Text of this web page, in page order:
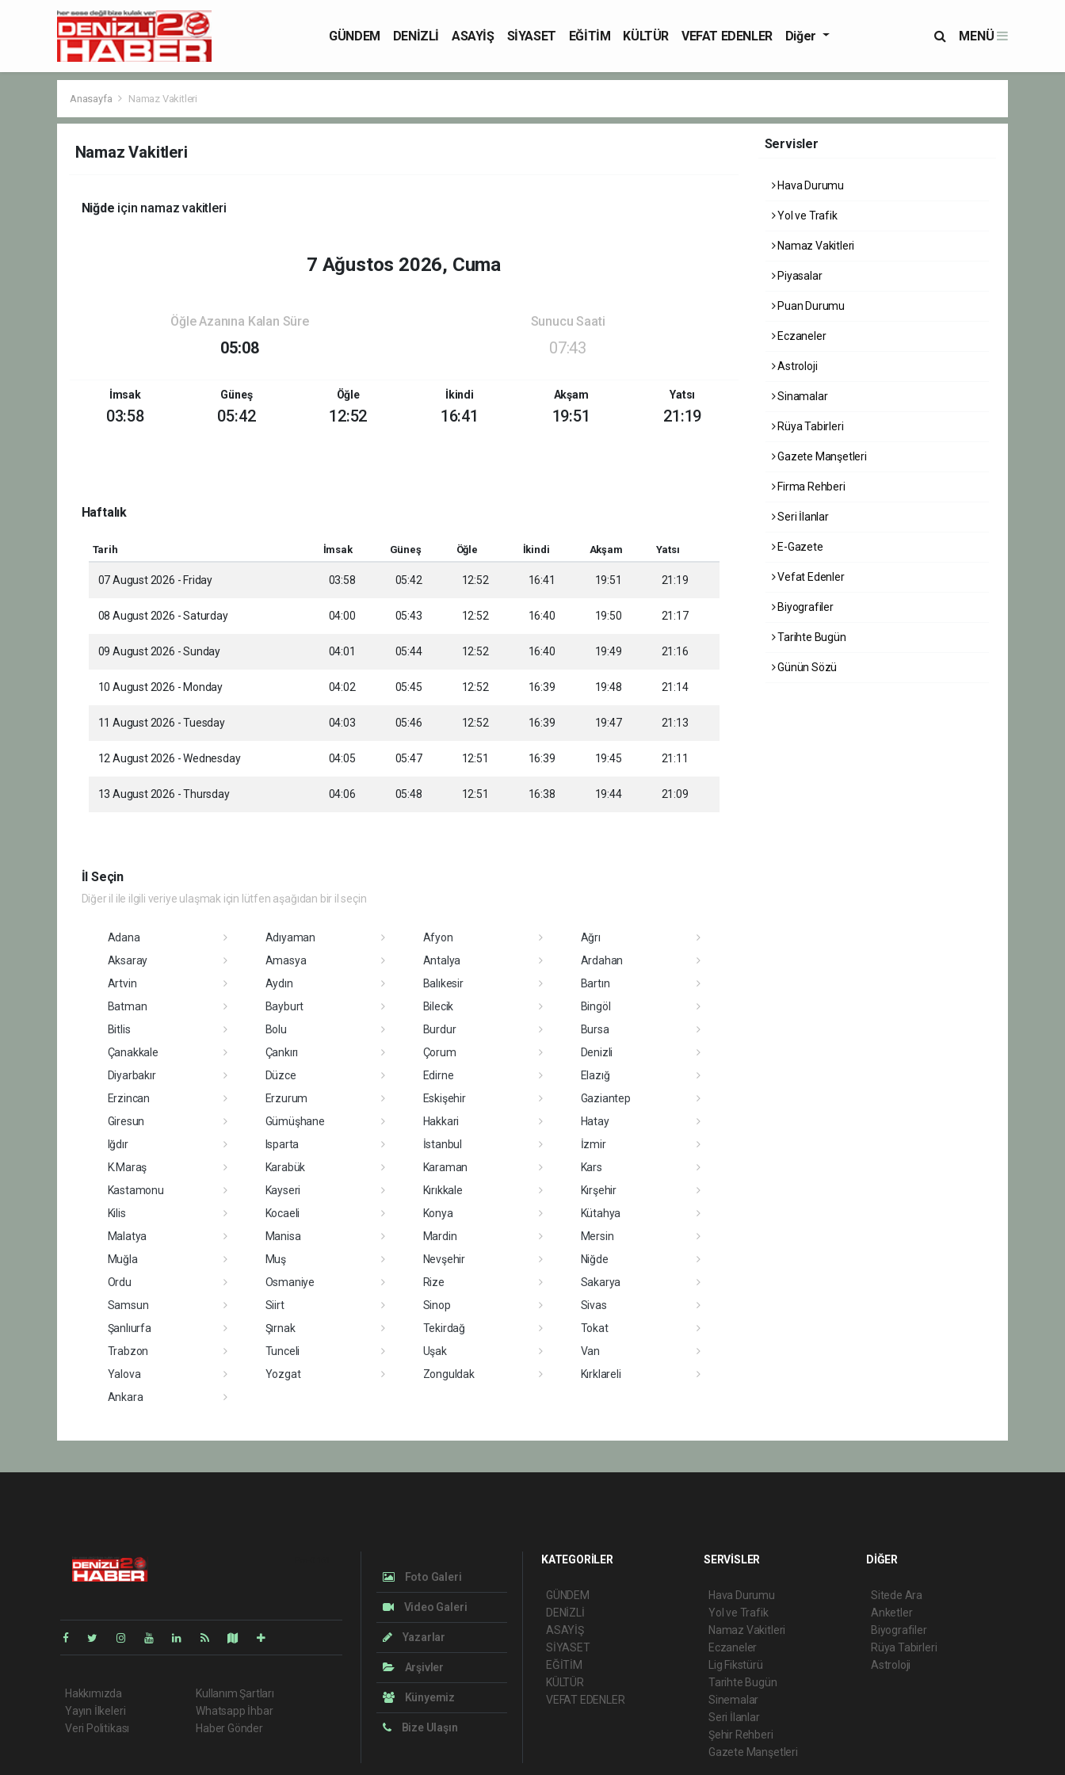
GÜNDEM DENİZLİ ASAYİŞ SİYASET EĞİTİM KÜLTÜR VEFAT EDENLER Diğer MENÜ
Anasayfa Namaz Vakitleri
Namaz Vakitleri
Niğde için namaz vakitleri
7 Ağustos 2026, Cuma
Öğle Azanına Kalan Süre
05:08
Sunucu Saati
07:43
İmsak
03:58
Güneş
05:42
Öğle
12:52
İkindi
16:41
Akşam
19:51
Yatsı
21:19
Haftalık
Tarih İmsak Güneş Öğle İkindi Akşam Yatsı
07 August 2026 - Friday 03:58 05:42 12:52 16:41 19:51 21:19
08 August 2026 - Saturday 04:00 05:43 12:52 16:40 19:50 21:17
09 August 2026 - Sunday 04:01 05:44 12:52 16:40 19:49 21:16
10 August 2026 - Monday 04:02 05:45 12:52 16:39 19:48 21:14
11 August 2026 - Tuesday 04:03 05:46 12:52 16:39 19:47 21:13
12 August 2026 - Wednesday 04:05 05:47 12:51 16:39 19:45 21:11
13 August 2026 - Thursday 04:06 05:48 12:51 16:38 19:44 21:09
İl Seçin
Diğer il ile ilgili veriye ulaşmak için lütfen aşağıdan bir il seçin
Adana Adıyaman Afyon
Ağrı
Aksaray
Amasya Antalya
Ardahan
Artvin
Aydın Balıkesir
Bartın
Batman
Bayburt Bilecik
Bingöl
Bitlis
Bolu Burdur
Bursa
Çanakkale
Çankırı Çorum
Denizli
Diyarbakır
Düzce Edirne
Elazığ
Erzincan
Erzurum Eskişehir
Gaziantep
Giresun
Gümüşhane Hakkari
Hatay
Iğdır
Isparta İstanbul
İzmir
K.Maraş
Karabük Karaman
Kars
Kastamonu
Kayseri Kırıkkale
Kırşehir
Kilis
Kocaeli Konya
Kütahya
Malatya
Manisa Mardin
Mersin
Muğla
Muş Nevşehir
Niğde
Ordu
Osmaniye Rize
Sakarya
Samsun
Siirt Sinop
Sivas
Şanlıurfa
Şırnak Tekirdağ
Tokat
Trabzon
Tunceli Uşak
Van
Yalova
Yozgat Zonguldak
Kırklareli
Ankara
Servisler
Hava Durumu
Yol ve Trafik
Namaz Vakitleri
Piyasalar
Puan Durumu
Eczaneler
Astroloji
Sinamalar
Rüya Tabirleri
Gazete Manşetleri
Firma Rehberi
Seri İlanlar
E-Gazete
Vefat Edenler
Biyografiler
Tarihte Bugün
Günün Sözü
Hakkımızda
Yayın İlkeleri
Veri Politikası
Kullanım Şartları
Whatsapp İhbar
Haber Gönder
Foto Galeri
Video Galeri
Yazarlar
Arşivler
Künyemiz
Bize Ulaşın
KATEGORİLER
GÜNDEM
DENİZLİ
ASAYİŞ
SİYASET
EĞİTİM
KÜLTÜR
VEFAT EDENLER
SERVİSLER
Hava Durumu
Yol ve Trafik
Namaz Vakitleri
Eczaneler
Lig Fikstürü
Tarihte Bugün
Sinemalar
Seri İlanlar
Şehir Rehberi
Gazete Manşetleri
DİĞER
Sitede Ara
Anketler
Biyografiler
Rüya Tabirleri
Astroloji